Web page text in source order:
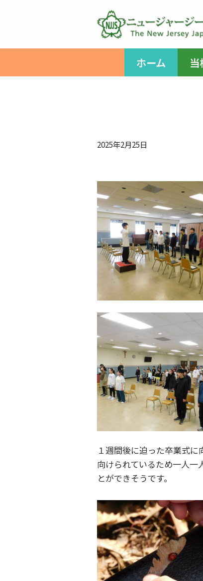
ホーム 当
2025年2月25日
１週間後に迫った卒業式
向けられているため一人一
とができそうです。